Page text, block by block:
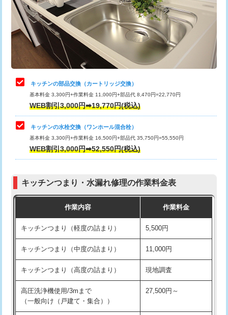
給水管工事※（保温材使用（バンド止
め込み）)
5,500円
給水管工事※（土の掘削・埋め戻し作
11,000円
給水管工事※（塩ビ管（VP・HI）使
用/3ｍまで)
給水管工事※（塩ビ管（VP・HI）使
用（追加）/3ｍ超え)
給水管工事※（ライニング鋼管・銅
管・ポリ管・HT管使用/3ｍまで)
44,000円
管・ポリ管・HT管使用/3ｍ超え)
排水管工事（土の掘削・埋め戻し作
11,000円~
排水管工事（排水管工事/3ｍまで） 55,000円
排水管工事（追加 排水管工事/3ｍ超
+11,000円
マス交換（土の掘削・埋め戻し作業）
マス交換（深さ50㎝未満）
桝清掃 8,800円
止水・漏水調査・防水処理・清掃・修
理・調整・分解・加工など（軽作業）
11,000円
止水・漏水調査・防水処理・清掃・修
理・調整・分解・加工など（中作業）
22,000円
止水・漏水調査・防水処理・清掃・修
理・調整・分解・加工など（重作業）
33,000円
お風呂タンク脱着
その他部品の脱着
式・ワンホール）)
交換・取付(排水栓・排水トラップ
22,000円+材料費
持込商品取付（単水栓）
キッチンの部品交換（カートリッジ交換）
基本料金 3,300円+作業料金 11,000円+部品代 8,470円=22,770円
WEB割引3,000円➡19,770円(税込)
キッチンの水栓交換（ワンホール混合栓）
基本料金 3,300円+作業料金 16,500円+部品代 35,750円=55,550円
WEB割引3,000円➡52,550円(税込)
キッチンつまり・水漏れ修理の作業料金表
作業内容 作業料金
キッチンつまり（軽度の詰まり） 5,500円
キッチンつまり（中度の詰まり） 11,000円
キッチンつまり（高度の詰まり） 現地調査
高圧洗浄機使用/3mまで
（一般向け（戸建て・集合））
27,500円～